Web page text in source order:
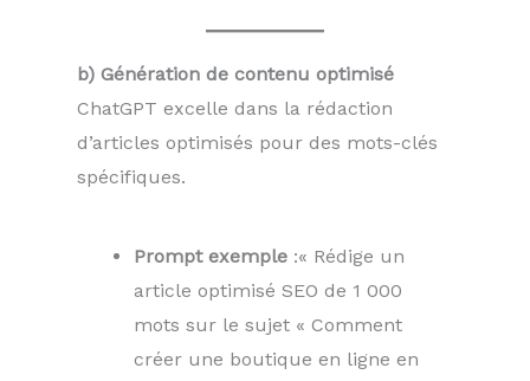
b) Génération de contenu optimisé
ChatGPT excelle dans la rédaction
d’articles optimisés pour des mots-clés
spécifiques.
Prompt exemple :« Rédige un
article optimisé SEO de 1 000
mots sur le sujet « Comment
créer une boutique en ligne en